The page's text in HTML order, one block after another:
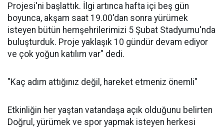
Projesi'ni başlattık. İlgi artınca hafta içi beş gün
boyunca, akşam saat 19.00'dan sonra yürümek
isteyen bütün hemşehrilerimizi 5 Şubat Stadyumu'nda
buluşturduk. Proje yaklaşık 10 gündür devam ediyor
ve çok yoğun katılım var" dedi.
"Kaç adım attığınız değil, hareket etmeniz önemli"
Etkinliğin her yaştan vatandaşa açık olduğunu belirten
Doğrul, yürümek ve spor yapmak isteyen herkesi